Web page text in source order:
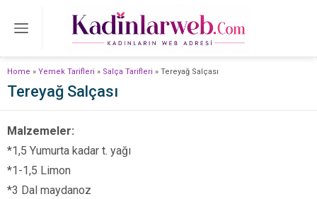
Home » Yemek Tarifleri » Salça Tarifleri » Tereyağ Salçası
Tereyağ Salçası
Malzemeler:
*1,5 Yumurta kadar t. yağı
*1-1,5 Limon
*3 Dal maydanoz